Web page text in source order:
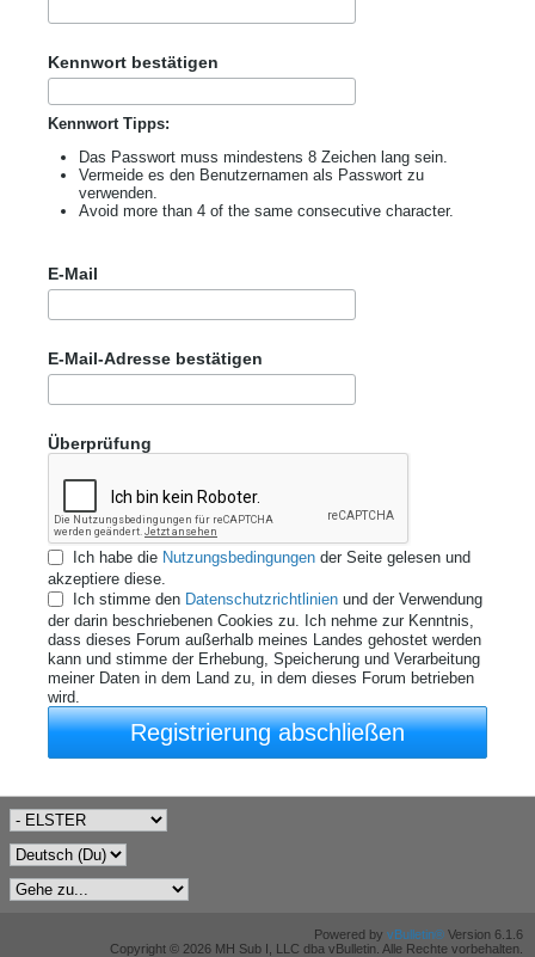
Kennwort bestätigen
Kennwort Tipps:
Das Passwort muss mindestens 8 Zeichen lang sein.
Vermeide es den Benutzernamen als Passwort zu
verwenden.
Avoid more than 4 of the same consecutive character.
E-Mail
E-Mail-Adresse bestätigen
Überprüfung
Ich habe die Nutzungsbedingungen der Seite gelesen und
akzeptiere diese.
Ich stimme den Datenschutzrichtlinien und der Verwendung
der darin beschriebenen Cookies zu. Ich nehme zur Kenntnis,
dass dieses Forum außerhalb meines Landes gehostet werden
kann und stimme der Erhebung, Speicherung und Verarbeitung
meiner Daten in dem Land zu, in dem dieses Forum betrieben
wird.
Registrierung abschließen
Powered by vBulletin® Version 6.1.6
Copyright © 2026 MH Sub I, LLC dba vBulletin. Alle Rechte vorbehalten.